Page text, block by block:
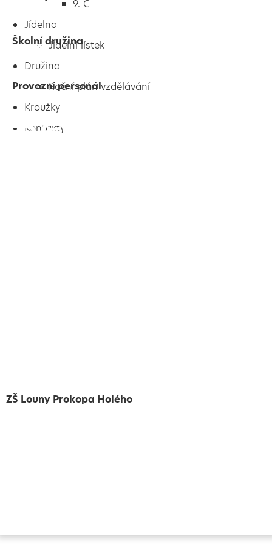
9. C
Jídelna
Jídelní lístek
Družina
Roční plán vzdělávání
Kroužky
Kontakty
Školní družina
Provozní personál
ZŠ Louny Prokopa Holého